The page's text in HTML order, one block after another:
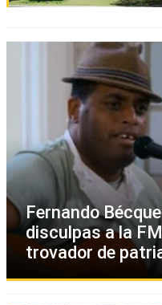
Fernando
disculpas a la
trovador de